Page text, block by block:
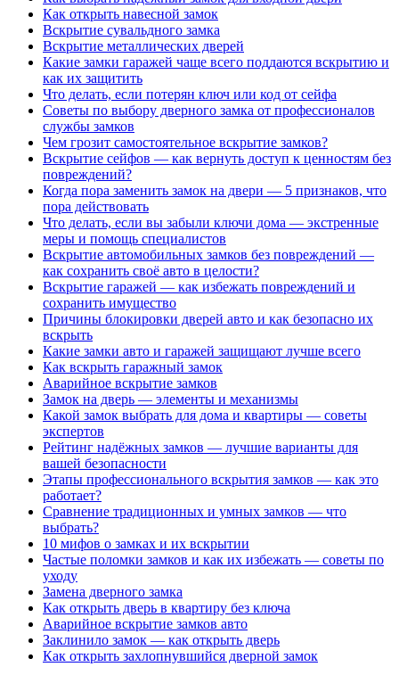
Как открыть навесной замок
Вскрытие сувальдного замка
Вскрытие металлических дверей
Какие замки гаражей чаще всего поддаются вскрытию и
как их защитить
Что делать, если потерян ключ или код от сейфа
Советы по выбору дверного замка от профессионалов
службы замков
Чем грозит самостоятельное вскрытие замков?
Вскрытие сейфов — как вернуть доступ к ценностям без
повреждений?
Когда пора заменить замок на двери — 5 признаков, что
пора действовать
Что делать, если вы забыли ключи дома — экстренные
меры и помощь специалистов
Вскрытие автомобильных замков без повреждений —
как сохранить своё авто в целости?
Вскрытие гаражей — как избежать повреждений и
сохранить имущество
Причины блокировки дверей авто и как безопасно их
вскрыть
Какие замки авто и гаражей защищают лучше всего
Как вскрыть гаражный замок
Аварийное вскрытие замков
Замок на дверь — элементы и механизмы
Какой замок выбрать для дома и квартиры — советы
экспертов
Рейтинг надёжных замков — лучшие варианты для
вашей безопасности
Этапы профессионального вскрытия замков — как это
работает?
Сравнение традиционных и умных замков — что
выбрать?
10 мифов о замках и их вскрытии
Частые поломки замков и как их избежать — советы по
уходу
Замена дверного замка
Как открыть дверь в квартиру без ключа
Аварийное вскрытие замков авто
Заклинило замок — как открыть дверь
Как открыть захлопнувшийся дверной замок